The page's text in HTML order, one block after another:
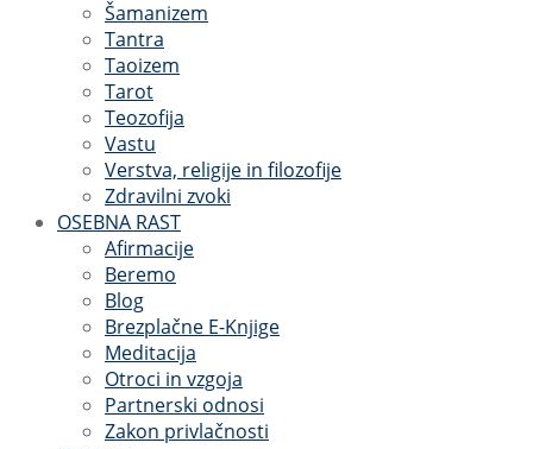
Šamanizem
Tantra
Taoizem
Tarot
Teozofija
Vastu
Verstva, religije in filozofije
Zdravilni zvoki
OSEBNA RAST
Afirmacije
Beremo
Blog
Brezplačne E-Knjige
Meditacija
Otroci in vzgoja
Partnerski odnosi
Zakon privlačnosti